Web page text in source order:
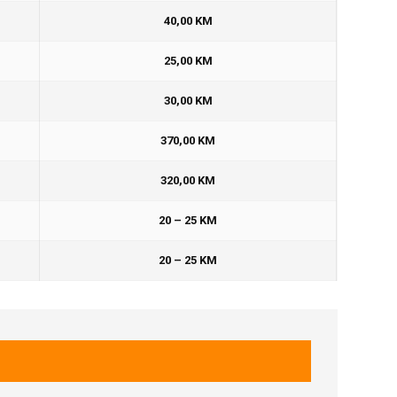
40,00 KM
25,00 KM
30,00 KM
370,00 KM
320,00 KM
20 – 25 KM
20 – 25 KM